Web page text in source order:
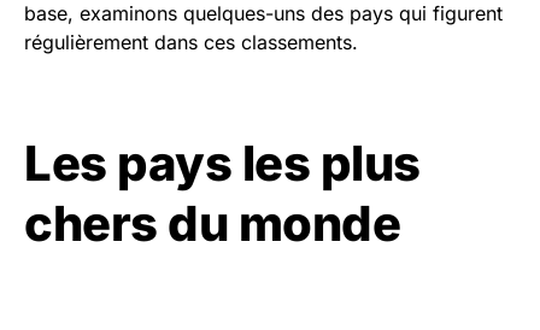
base, examinons quelques-uns des pays qui figurent
régulièrement dans ces classements.
Les pays les plus
chers du monde